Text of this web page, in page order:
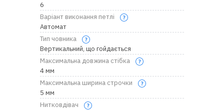
6
Варіант виконання петлі
Автомат
Тип човника
Вертикальний, що гойдається
Максимальна довжина стібка
4 мм
Максимальна ширина строчки
5 мм
Нитковдівач